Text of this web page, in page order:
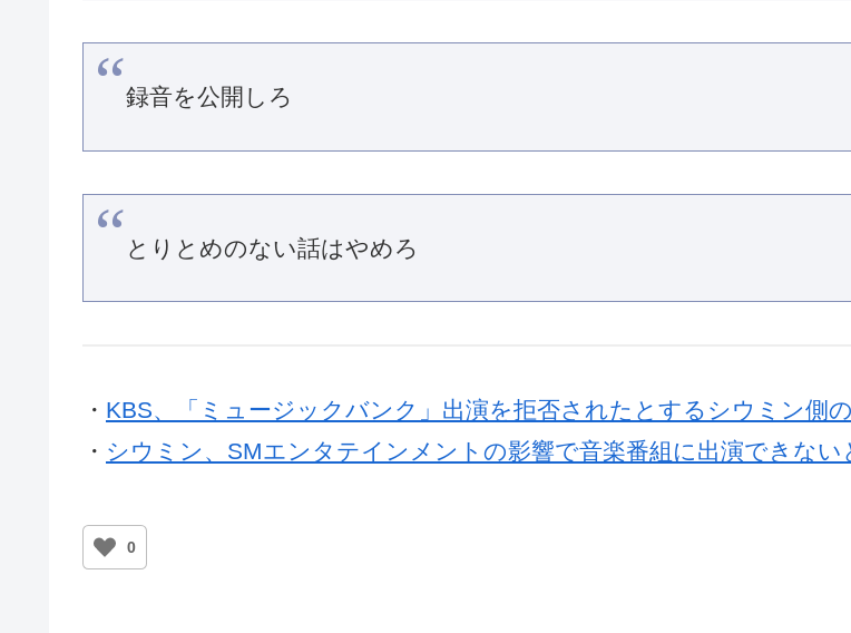
録音を公開しろ
とりとめのない話はやめろ
・ KBS、「ミュージックバンク」出演を拒否されたとするシウミン側
・ シウミン、SMエンタテインメントの影響で音楽番組に出演できない
0